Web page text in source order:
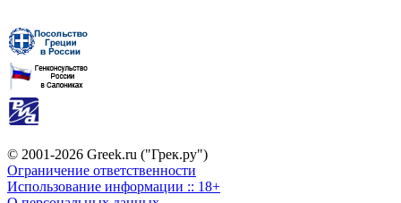
© 2001-2026 Greek.ru ("Грек.ру")
Ограничение ответственности
Использование информации :: 18+